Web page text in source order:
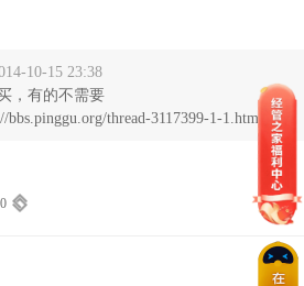
10-15 23:38
，有的不需要
thread-3117399-1-1.html
0